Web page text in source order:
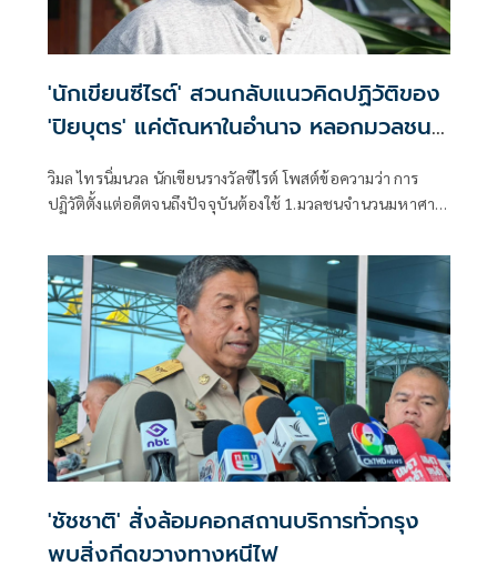
'นักเขียนซีไรต์' สวนกลับแนวคิดปฏิวัติของ
'ปิยบุตร' แค่ตัณหาในอำนาจ หลอกมวลชน
วิมล ไทรนิ่มนวล นักเขียนรางวัลซีไรต์ โพสต์ข้อความว่า การ
ปฏิวัติตั้งแต่อดีตจนถึงปัจจุบันต้องใช้ 1.มวลชนจำนวนมหาศาล
'ชัชชาติ' สั่งล้อมคอกสถานบริการทั่วกรุง
พบสิ่งกีดขวางทางหนีไฟ